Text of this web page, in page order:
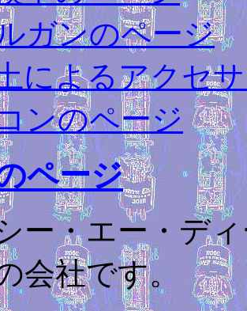
ガンのページ
によるアクセ
ンのページ
ページ
ー・エー・デ
会社です。